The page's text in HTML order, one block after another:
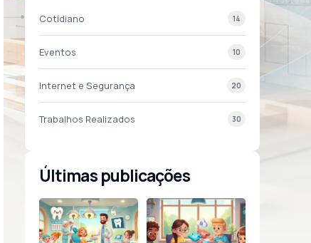
Cotidiano 14
Eventos 10
Internet e Segurança 20
Trabalhos Realizados 30
Últimas publicações